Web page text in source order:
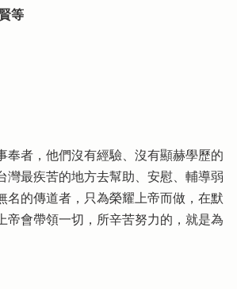
等
奉者，他們沒有經驗、沒有顯赫學歷的
灣最疾苦的地方去幫助、安慰、輔導弱
名的傳道者，只為榮耀上帝而做，在默
帝會帶領一切，所辛苦努力的，就是為